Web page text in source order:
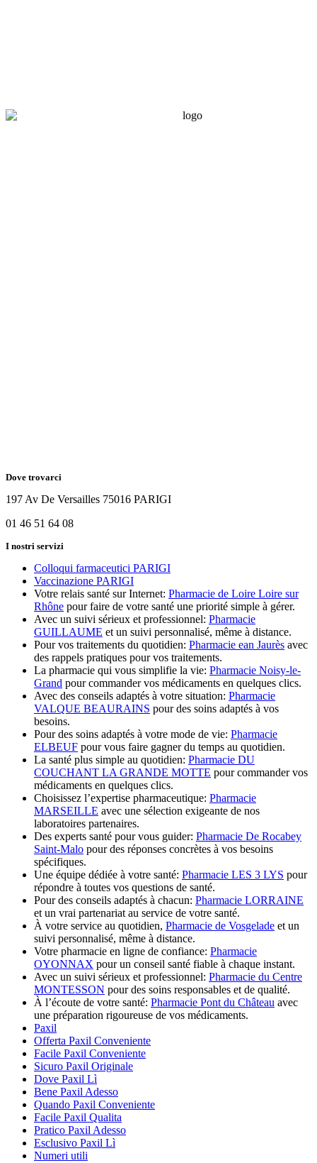
Dove trovarci
197 Av De Versailles 75016 PARIGI
01 46 51 64 08
I nostri servizi
Colloqui farmaceutici PARIGI
Vaccinazione PARIGI
Votre relais santé sur Internet: Pharmacie de Loire Loire sur
Rhône pour faire de votre santé une priorité simple à gérer.
Avec un suivi sérieux et professionnel: Pharmacie
GUILLAUME et un suivi personnalisé, même à distance.
Pour vos traitements du quotidien: Pharmacie ean Jaurès avec
des rappels pratiques pour vos traitements.
La pharmacie qui vous simplifie la vie: Pharmacie Noisy-le-
Grand pour commander vos médicaments en quelques clics.
Avec des conseils adaptés à votre situation: Pharmacie
VALQUE BEAURAINS pour des soins adaptés à vos
besoins.
Pour des soins adaptés à votre mode de vie: Pharmacie
ELBEUF pour vous faire gagner du temps au quotidien.
La santé plus simple au quotidien: Pharmacie DU
COUCHANT LA GRANDE MOTTE pour commander vos
médicaments en quelques clics.
Choisissez l’expertise pharmaceutique: Pharmacie
MARSEILLE avec une sélection exigeante de nos
laboratoires partenaires.
Des experts santé pour vous guider: Pharmacie De Rocabey
Saint-Malo pour des réponses concrètes à vos besoins
spécifiques.
Une équipe dédiée à votre santé: Pharmacie LES 3 LYS pour
répondre à toutes vos questions de santé.
Pour des conseils adaptés à chacun: Pharmacie LORRAINE
et un vrai partenariat au service de votre santé.
À votre service au quotidien, Pharmacie de Vosgelade et un
suivi personnalisé, même à distance.
Votre pharmacie en ligne de confiance: Pharmacie
OYONNAX pour un conseil santé fiable à chaque instant.
Avec un suivi sérieux et professionnel: Pharmacie du Centre
MONTESSON pour des soins responsables et de qualité.
À l’écoute de votre santé: Pharmacie Pont du Château avec
une préparation rigoureuse de vos médicaments.
Paxil
Offerta Paxil Conveniente
Facile Paxil Conveniente
Sicuro Paxil Originale
Dove Paxil Lì
Bene Paxil Adesso
Quando Paxil Conveniente
Facile Paxil Qualita
Pratico Paxil Adesso
Esclusivo Paxil Lì
Numeri utili